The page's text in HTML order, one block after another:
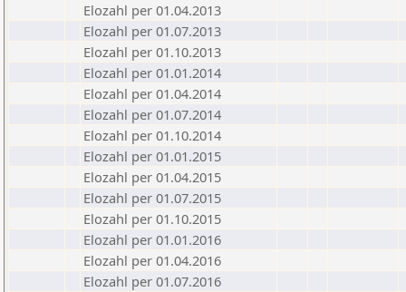
Elozahl per 01.04.2013
Elozahl per 01.07.2013
Elozahl per 01.10.2013
Elozahl per 01.01.2014
Elozahl per 01.04.2014
Elozahl per 01.07.2014
Elozahl per 01.10.2014
Elozahl per 01.01.2015
Elozahl per 01.04.2015
Elozahl per 01.07.2015
Elozahl per 01.10.2015
Elozahl per 01.01.2016
Elozahl per 01.04.2016
Elozahl per 01.07.2016